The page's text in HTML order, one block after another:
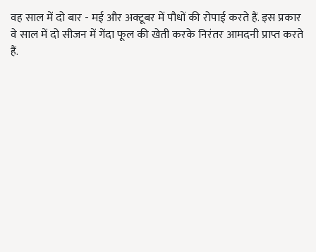
वह साल में दो बार - मई और अक्टूबर में पौधों की रोपाई करते हैं. इस प्रकार
वे साल में दो सीजन में गेंदा फूल की खेती करके निरंतर आमदनी प्राप्त करते
हैं.